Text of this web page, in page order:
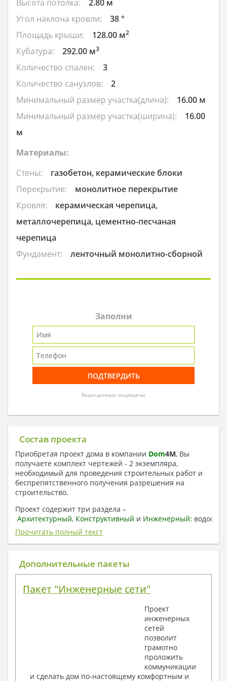
Высота потолка:
2.80 м
Угол наклона кровли:
38 °
Площадь крыши:
128.00 м2
Кубатура: 292.00 м3
Количество спален:
3
Количество санузлов:
2
Минимальный размер участка(длина):
16.00 м
Минимальный размер участка(ширина):
16.00
м
Материалы:
Стены:
газобетон, керамические блоки
Перекрытие:
монолитное перекрытие
Кровля:
керамическая черепица,
металлочерепица, цементно-песчаная
черепица
Фундамент:
ленточный монолитно-сборной
Заполни
Ваши данные защищены
Состав проекта
Приобретая проект дома в компании Dom4M, Вы
получаете комплект чертежей - 2 экземпляра,
необходимый для проведения строительных работ и
беспрепятственного получения разрешения на
строительство.
Проект содержит три раздела –
Архитектурный, Конструктивный и Инженерный:
отопление, вентиляция, канализация,
электроснабжение (приобретается за дополнительную
плату) + Пояснительная записка.
1. Архитектурный раздел:
План координационных осей
Поэтажные маркировочные планы с
Разрезы и состав конструкций
Фасады с ведомостью внешних отделок
Элементы проемов – спецификация
Ведомость перемычек – сечения и
спецификация
Прочитать полный текст
Дополнительные пакеты
Пакет "Инженерные сети"
Проект
инженерных
сетей
позволит
грамотно
проложить
коммуникации
и сделать дом по-настоящему комфортным и